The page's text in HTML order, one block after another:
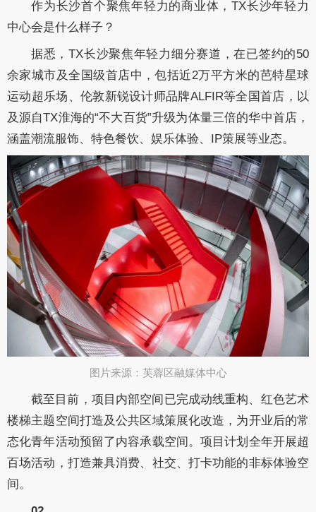
作为长沙首个聚焦年轻力的商业体，TX长沙年轻力
中心会是什么样子？
据悉，TX长沙聚焦年轻力细分赛道，在已签约的50
余家城市及全国级首店中，包括近2万平方米的芭特星球
运动超乐场、伦敦新锐设计师品牌ALFIR等全国首店，以
及源自TX淮海的“不大百货”升级为体量三倍的华中首店，
涵盖潮流服饰、特色餐饮、娱乐体验、IP策展等业态。
图片来源：芙蓉区融媒体中心​
截至目前，项目内部空间已完成动线重构、红色艺术
楼梯主题空间打造及公共区域策展化改造，为开业后的常
态化青年活动预留了内容承载空间。项目计划全年开展超
百场活动，打造兼具消费、社交、打卡功能的非标体验空
间。